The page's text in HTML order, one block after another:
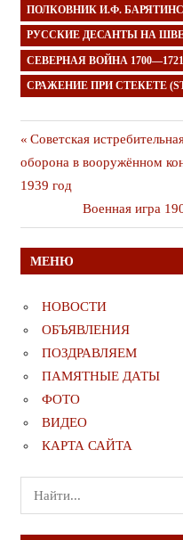
ПОЛКОВНИК И.Ф.
РУССКИЕ ДЕСАНТЫ НА
СЕВЕРНАЯ ВОЙНА
СРАЖЕНИЕ ПРИ СТЕКЕТЕ
Навигация
по
записям
Предыдущая
публикация
Советская
оборона в вооружённом
1939 год
Следующая
публикация
Военная игра
МЕНЮ
НОВОСТИ
ОБЪЯВЛЕНИЯ
ПОЗДРАВЛЯЕМ
ПАМЯТНЫЕ ДАТЫ
ФОТО
ВИДЕО
КАРТА САЙТА
Поиск
для: